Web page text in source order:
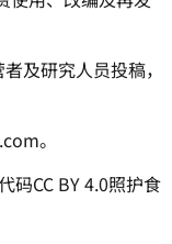
及研究人员投稿，
。
码CC BY 4.0照护食